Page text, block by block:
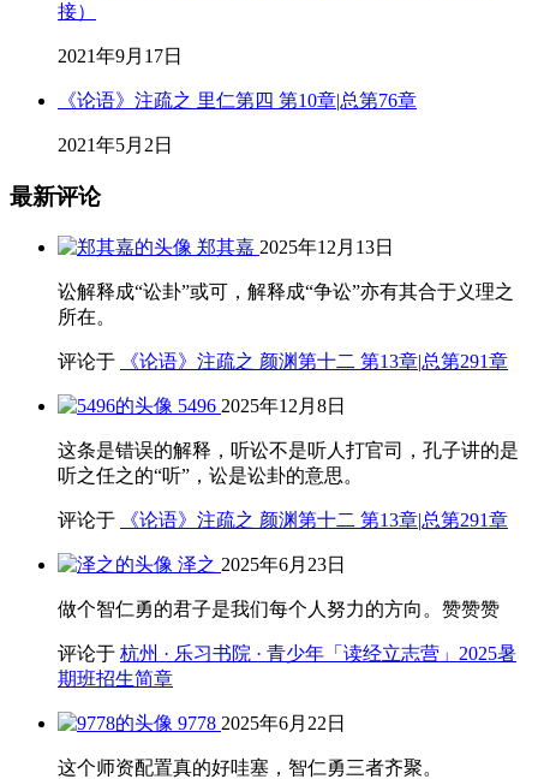
接）
2021年9月17日
《论语》注疏之 里仁第四 第10章|总第76章
2021年5月2日
最新评论
郑其嘉 2025年12月13日
讼解释成“讼卦”或可，解释成“争讼”亦有其合于义理之
所在。
评论于 《论语》注疏之 颜渊第十二 第13章|总第291章
5496 2025年12月8日
这条是错误的解释，听讼不是听人打官司，孔子讲的是
听之任之的“听”，讼是讼卦的意思。
评论于 《论语》注疏之 颜渊第十二 第13章|总第291章
泽之 2025年6月23日
做个智仁勇的君子是我们每个人努力的方向。赞赞赞
评论于 杭州 · 乐习书院 · 青少年「读经立志营」2025暑
期班招生简章
9778 2025年6月22日
这个师资配置真的好哇塞，智仁勇三者齐聚。